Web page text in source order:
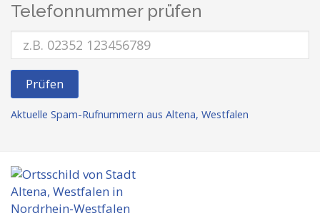
Telefonnummer prüfen
Prüfen
Aktuelle Spam-Rufnummern aus Altena, Westfalen